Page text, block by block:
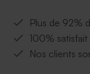
Plus de 92%
100%
Nos clients